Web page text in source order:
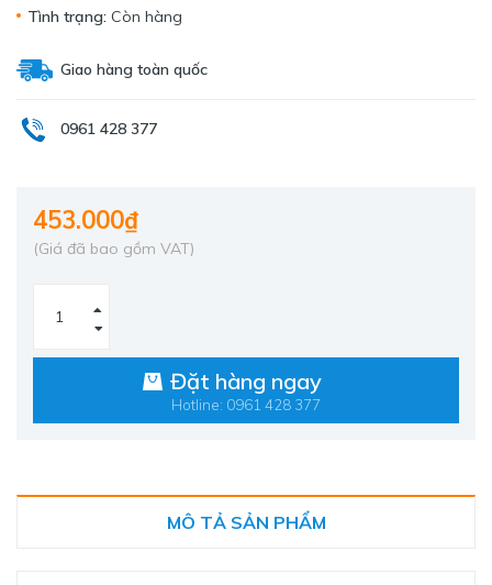
Tình trạng: Còn hàng
Giao hàng toàn quốc
0961 428 377
453.000₫
(Giá đã bao gồm VAT)
Đặt hàng ngay
Hotline: 0961 428 377
MÔ TẢ SẢN PHẨM